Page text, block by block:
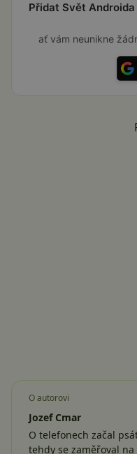
Přidat Svět
ať vám neunikne
O autorovi
Jozef Cmar
O telefonech začal
tehdy se zaměřoval na